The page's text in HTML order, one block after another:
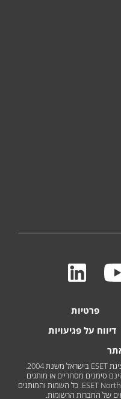
פרטיות
דיווח על פגיעויות
סימנים מסחריים או מותגים
רשומים של ESET, spol. s r.o.‎ או ESET North America. כל השמות והמותגים
של החברות הרשומות.